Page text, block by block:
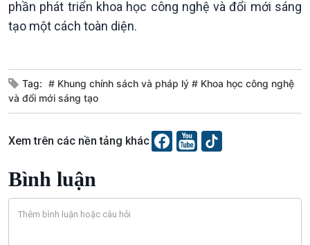
Tin Đời sống & Xã hội
360 độ Sức khỏe
Chuyên gia của bạn
Xã hội chuyển động
Bước chân đến trường
Tin Khoa học & Công nghệ
Văn hoá & Du lịch
phần phát triển khoa học công nghệ và đổi mới sáng
tạo một cách toàn diện.
Tag: # Khung chính sách và pháp lý # Khoa học công nghệ
và đổi mới sáng tạo
Xem trên các nền tảng khác
Bình luận